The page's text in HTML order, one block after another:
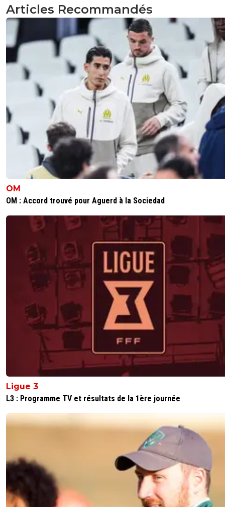
0+ Répondre
madininaol 16 février 2020 à 11:09
Lol totalement
0 + Répondre
rassde-sfenj 14 février 2020 à 23:47 +0
hakimi est impressionnant
Répondre
ryoma 15 février 2020 à 9:01 + 0
Sancho aussi
alge1901 14 février 2020 à 23:29 +0
qu'est ce que je lis pas comme betises sur la bundes ici
Répondre
tophelux 15 février 2020 à 1:13 +0
Suffit de voir que juste les 5 premiers de
prennent plus de 1 but par match^^Alors qu'en L1
clubs à moins de 1 but par matchLes défenses en
Bundesliga,c'est les portes ouvertes^^
15 février 2020 à 1:16
ca joue comment en ligue 1? leniveau des
avec l'imcomparable..a titre d'infos 3 clubs de
bundesliga encore en ldc et 3 en ligue
europa..argumentaire comparatif caduc..diff de
niveau important
15 février 2020 à 1:17
si tu donnes aussi 4 clubs pour la France en
aurais peut être aussi 3 clubs en 8ème^^
0+
Articles Recommandés
OM
OM : Accord trouvé pour Aguerd à la Sociedad
Ligue 3
L3 : Programme TV et résultats de la 1ère journée